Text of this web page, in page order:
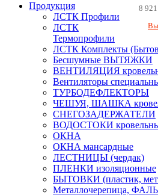
8 921
Продукция
ЛСТК Профили
ЛСТК
Термопрофили
ЛСТК Комплекты
Бесшумные ВЫТЯЖКИ
ВЕНТИЛЯЦИЯ
Вентиляторы
ТУРБОДЕФЛЕКТОРЫ
ЧЕШУЯ, ШАШКА
СНЕГОЗАДЕРЖАТЕЛИ
ВОДОСТОКИ
ОКНА
ОКНА мансардные
ЛЕСТНИЦЫ (чердак)
ПЛЕНКИ изоляционные
БЫТОВКИ (пластик,
Металлочерепица,